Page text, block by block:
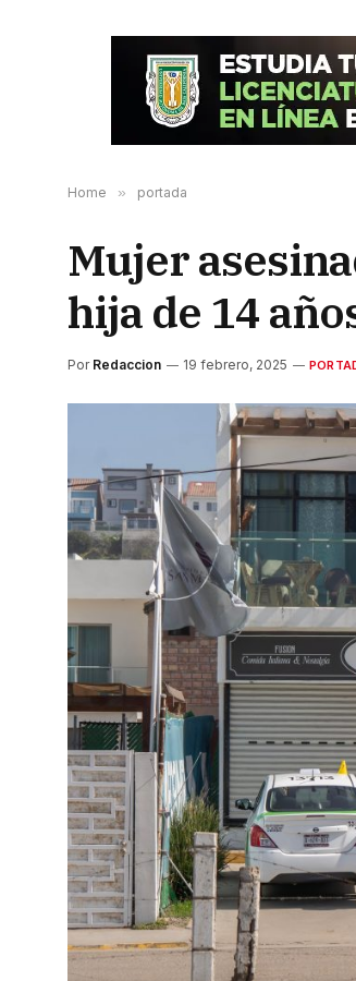
Home » portada
Mujer
hija de 14
Por Redaccion 19 febrero, 2025